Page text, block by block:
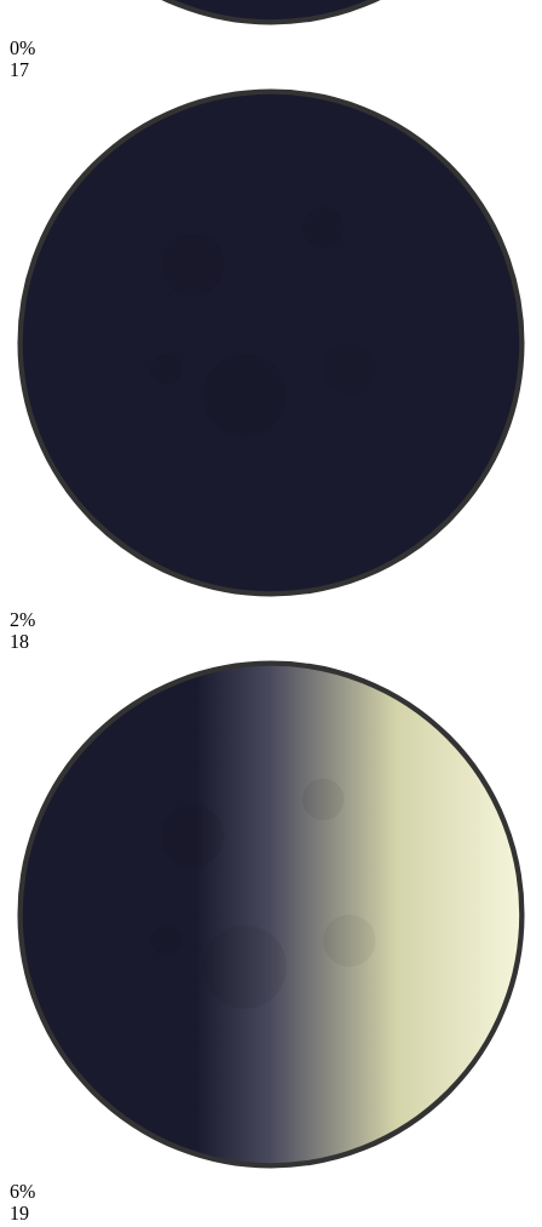
0%
17
2%
18
6%
19